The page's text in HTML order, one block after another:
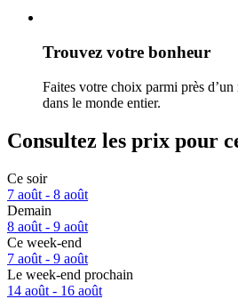
Trouvez votre bonheur
Faites votre choix parmi près
dans le monde entier.
Consultez les prix pour
Ce soir
7 août - 8 août
Demain
8 août - 9 août
Ce week-end
7 août - 9 août
Le week-end prochain
14 août - 16 août